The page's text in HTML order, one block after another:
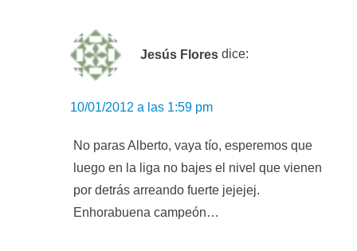
Jesús Flores dice:
10/01/2012 a las 1:59 pm
No paras Alberto, vaya tío, esperemos que
luego en la liga no bajes el nivel que vienen
por detrás arreando fuerte jejejej.
Enhorabuena campeón…